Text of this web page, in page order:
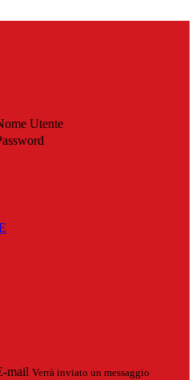
Utente
mail Verrà inviato un messaggio